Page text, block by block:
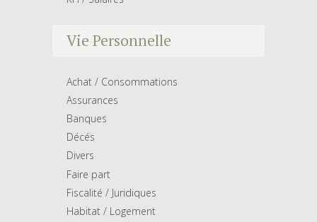
Vie Personnelle
Achat / Consommations
Assurances
Banques
Décés
Divers
Faire part
Fiscalité / Juridiques
Habitat / Logement